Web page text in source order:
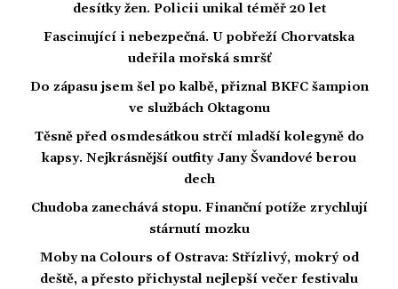
desítky žen. Policii unikal téměř 20 let
Fascinující i nebezpečná. U pobřeží Chorvatska
udeřila mořská smršť
Do zápasu jsem šel po kalbě, přiznal BKFC šampion
ve službách Oktagonu
Těsně před osmdesátkou strčí mladší kolegyně do
kapsy. Nejkrásnější outfity Jany Švandové berou
dech
Chudoba zanechává stopu. Finanční potíže zrychlují
stárnutí mozku
Moby na Colours of Ostrava: Střízlivý, mokrý od
deště, a přesto přichystal nejlepší večer festivalu